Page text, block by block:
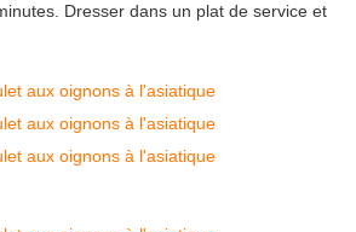
Dresser dans un plat de service et